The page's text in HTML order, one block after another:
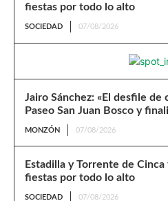
fiestas por todo lo alto
SOCIEDAD 07/08/2026
Jairo Sánchez: «El desfile de
Paseo San Juan Bosco y
MONZÓN 07/08/2026
Estadilla y Torrente de
fiestas por todo lo alto
SOCIEDAD 07/08/2026